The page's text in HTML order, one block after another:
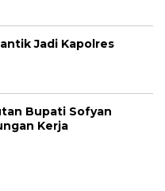
Jadi Kapolres
Bupati Sofyan
Kerja